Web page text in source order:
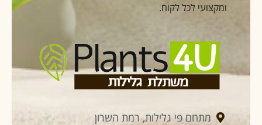
ומקצועי לכל לקוח.
מתחם פי גלילות, רמת השרון